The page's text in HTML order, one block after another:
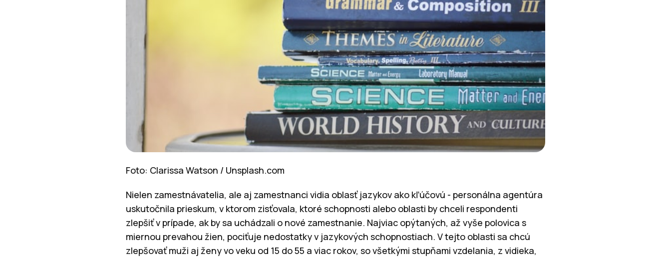
Foto: Clarissa Watson / Unsplash.com
Nielen zamestnávatelia, ale aj zamestnanci vidia oblasť jazykov ako kľúčovú - personálna agentúra
uskutočnila prieskum, v ktorom zisťovala, ktoré schopnosti alebo oblasti by chceli respondenti
zlepšiť v prípade, ak by sa uchádzali o nové zamestnanie. Najviac opýtaných, až vyše polovica s
miernou prevahou žien, pociťuje nedostatky v jazykových schopnostiach. V tejto oblasti sa chcú
zlepšovať muži aj ženy vo veku od 15 do 55 a viac rokov, so všetkými stupňami vzdelania, z vidieka,